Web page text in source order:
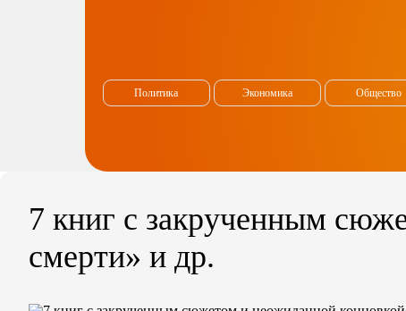
Политика Экономика Общество
7 книг с закрученным
смерти» и др.